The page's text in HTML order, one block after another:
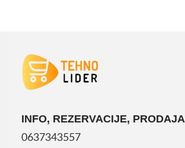
INFO, REZERVACIJE, PRODAJA
0637343557